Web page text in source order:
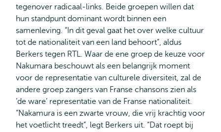
tegenover radicaal-links. Beide groepen willen dat
hun standpunt dominant wordt binnen een
samenleving. “In dit geval gaat het over welke cultuur
tot de nationaliteit van een land behoort”, aldus
Berkers tegen RTL. Waar de ene groep de keuze voor
Nakumara beschouwt als een belangrijk moment
voor de representatie van culturele diversiteit, zal de
andere groep zangers van Franse chansons zien als
‘de ware’ representatie van de Franse nationaliteit.
“Nakamura is een zwarte vrouw, die vrij krachtig voor
het voetlicht treedt”, legt Berkers uit. “Dat roept bij